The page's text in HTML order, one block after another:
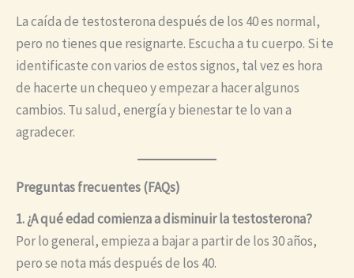
La caída de testosterona después de los 40 es normal,
pero no tienes que resignarte. Escucha a tu cuerpo. Si te
identificaste con varios de estos signos, tal vez es hora
de hacerte un chequeo y empezar a hacer algunos
cambios. Tu salud, energía y bienestar te lo van a
agradecer.
Preguntas frecuentes (FAQs)
1. ¿A qué edad comienza a disminuir la testosterona?
Por lo general, empieza a bajar a partir de los 30 años,
pero se nota más después de los 40.